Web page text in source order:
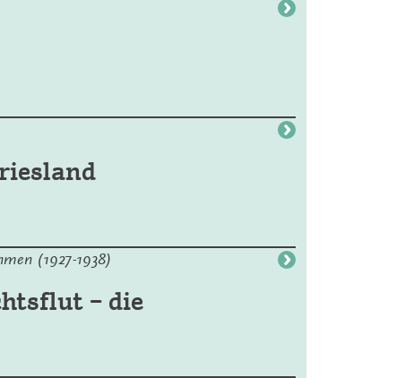
(1927-1938)
– die